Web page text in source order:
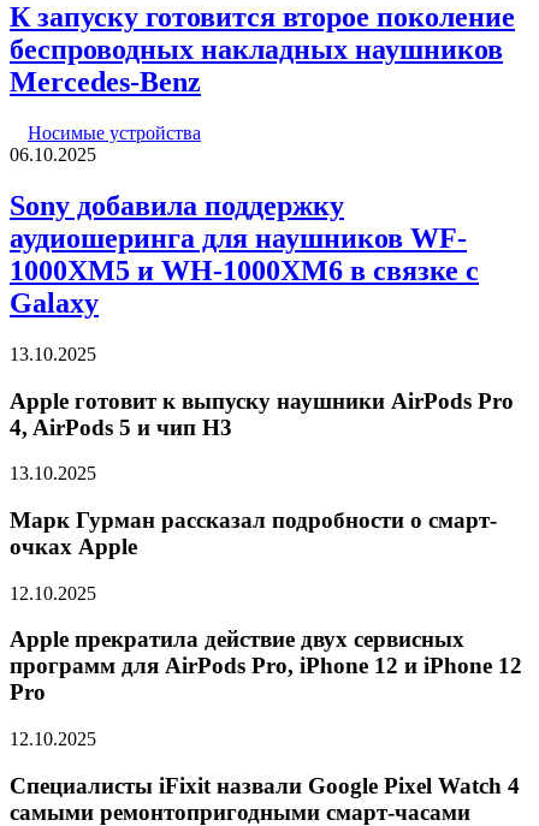
К запуску готовится второе поколение
беспроводных накладных наушников
Mercedes-Benz
Носимые устройства
06.10.2025
Sony добавила поддержку
аудиошеринга для наушников WF-
1000XM5 и WH-1000XM6 в связке с
Galaxy
13.10.2025
Apple готовит к выпуску наушники AirPods Pro
4, AirPods 5 и чип H3
13.10.2025
Марк Гурман рассказал подробности о смарт-
очках Apple
12.10.2025
Apple прекратила действие двух сервисных
программ для AirPods Pro, iPhone 12 и iPhone 12
Pro
12.10.2025
Специалисты iFixit назвали Google Pixel Watch 4
самыми ремонтопригодными смарт-часами